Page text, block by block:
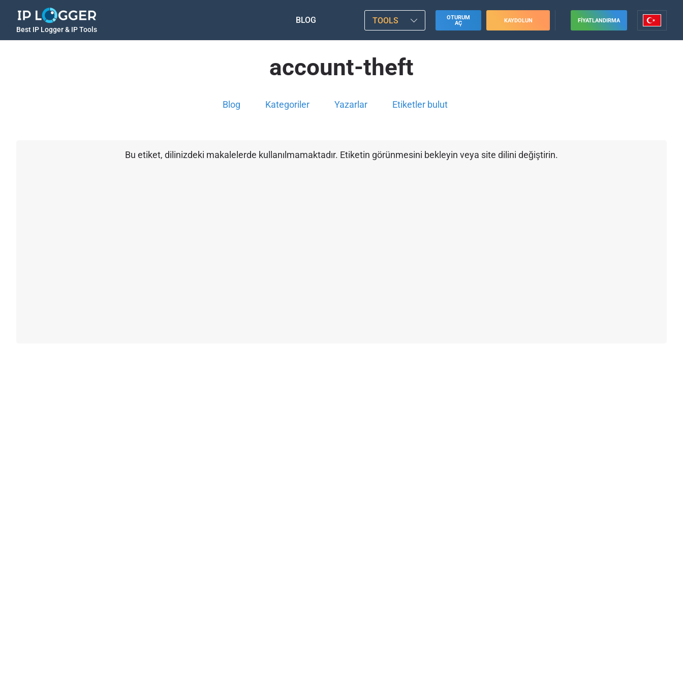
Best IP Logger & IP Tools
BLOG TOOLS
OTURUM
AÇ
KAYDOLUN FIYATLANDIRMA
account-theft
Blog Kategoriler Yazarlar Etiketler bulut